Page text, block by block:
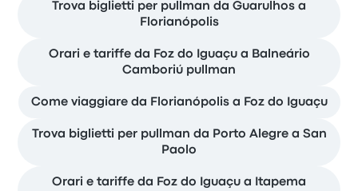
Trova biglietti per pullman da Guarulhos a
Florianópolis
Orari e tariffe da Foz do Iguaçu a Balneário
Camboriú pullman
Come viaggiare da Florianópolis a Foz do Iguaçu
Trova biglietti per pullman da Porto Alegre a San
Paolo
Orari e tariffe da Foz do Iguaçu a Itapema